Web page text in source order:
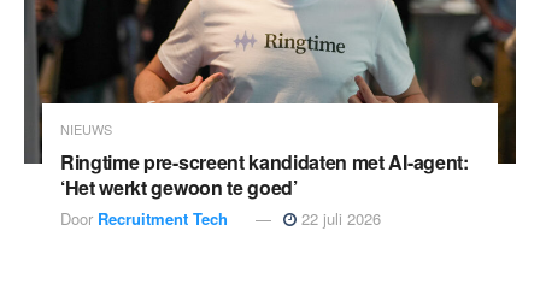
NIEUWS
Ringtime pre-screent kandidaten met AI-agent:
‘Het werkt gewoon te goed’
Door Recruitment Tech 22 juli 2026